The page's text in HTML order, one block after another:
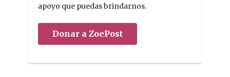
apoyo que puedas brindarnos.
Donar a ZoePost